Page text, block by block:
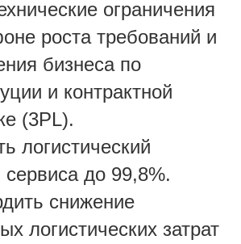
ограничения
роста требований и
бизнеса по
и контрактной
(3PL).
логистический
сервиса до 99,8%.
снижение
логистических затрат